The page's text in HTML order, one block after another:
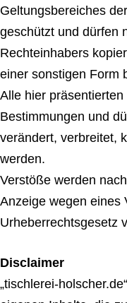
Geltungsbereiches
geschützt und dürfen
Rechteinhabers
einer sonstigen Form
Alle hier
Bestimmungen und
verändert, verbreitet,
werden.
Verstöße werden
Anzeige wegen eines
Urheberrechtsgesetz
Disclaimer
„tischlerei-